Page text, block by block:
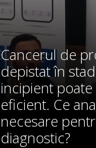
Cancerul de
depistat în
incipient
eficient. Ce
necesare
diagnostic?